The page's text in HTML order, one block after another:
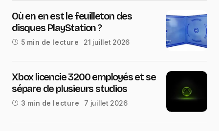
Où en en est le feuilleton des
disques PlayStation ?
5 min de lecture 21 juillet 2026
Xbox licencie 3200 employés et se
sépare de plusieurs studios
3 min de lecture 7 juillet 2026